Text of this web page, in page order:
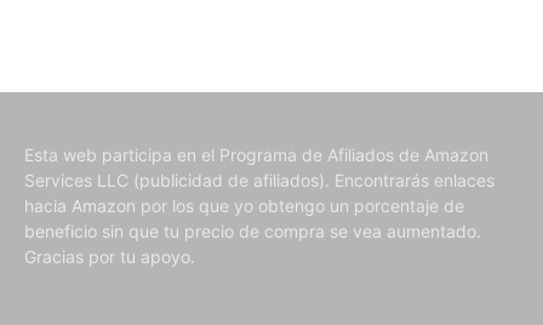
Esta web participa en el Programa de Afiliados de Amazon
Services LLC (publicidad de afiliados). Encontrarás enlaces
hacia Amazon por los que yo obtengo un porcentaje de
beneficio sin que tu precio de compra se vea aumentado.
Gracias por tu apoyo.